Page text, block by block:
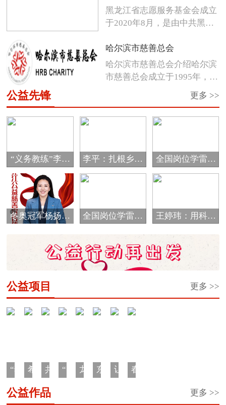
黑龙江省志愿服务基金会成立
于2020年8月，是由中共黑龙
哈尔滨市慈善总会
哈尔滨市慈善总会介绍哈尔滨
市慈善总会成立于1995年，是
更多 >>
公益先锋
“义务教练”李海
霞的公益情怀
冬奥冠军杨扬被
首...
李平：扎根乡村
教育 唱响爱的
全国岗位学雷锋
全国岗位学雷锋
标兵邰慧
王婷玮：用科技
的...
更多 >>
公益项目
“希
望
工
希
望
之
共
青
团“金
“陪
龙
东
让
春
更多 >>
公益作品